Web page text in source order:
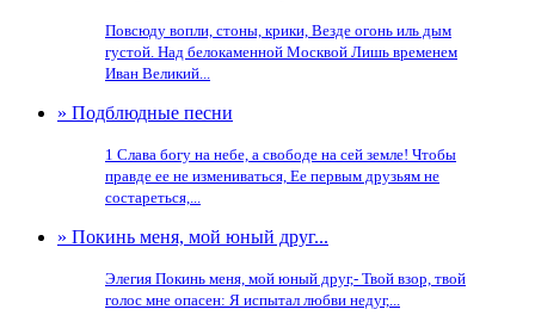
Повсюду вопли, стоны, крики, Везде огонь иль дым
густой. Над белокаменной Москвой Лишь временем
Иван Великий...
» Подблюдные песни
1 Слава богу на небе, а свободе на сей земле! Чтобы
правде ее не измениваться, Ее первым друзьям не
состареться,...
» Покинь меня, мой юный друг...
Элегия Покинь меня, мой юный друг,- Твой взор, твой
голос мне опасен: Я испытал любви недуг,...